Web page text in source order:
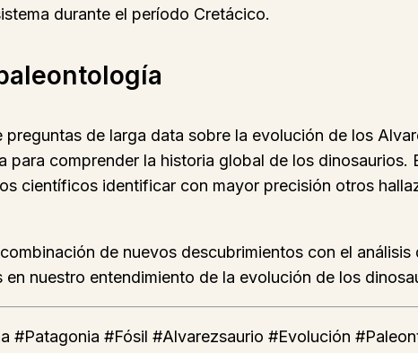
durante el período Cretácico.
de larga data sobre la evolución de los
para comprender la historia global de los dinosaurios.
científicos identificar con mayor precisión otros
de nuevos descubrimientos con el
nuestro entendimiento de la evolución de los
#Patagonia #Fósil #Alvarezsaurio #Evolución